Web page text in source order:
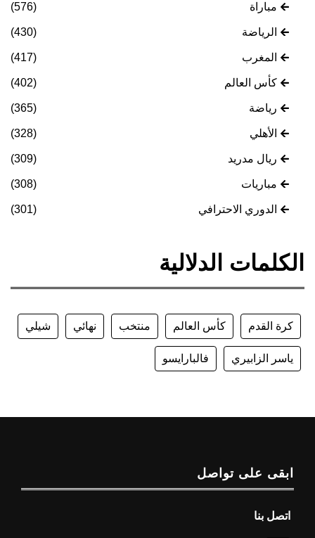
مباراة (576)
الرياضة (430)
المغرب (417)
كأس العالم (402)
رياضة (365)
الأهلي (328)
ريال مدريد (309)
مباريات (308)
الدوري الاحترافي (301)
الكلمات الدلالية
كرة القدم كأس العالم منتخب نهائي شيلي
ياسر الزابيري فالبارايسو
ابقى على تواصل
اتصل بنا